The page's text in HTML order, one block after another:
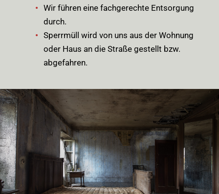
Wir führen eine fachgerechte Entsorgung
durch.
Sperrmüll wird von uns aus der Wohnung
oder Haus an die Straße gestellt bzw.
abgefahren.